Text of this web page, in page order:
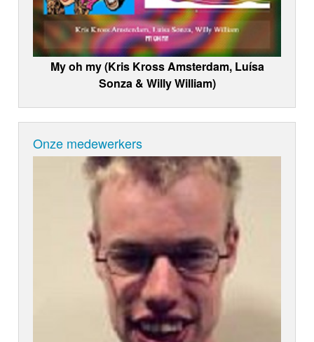
My oh my (Kris Kross Amsterdam, Luísa
Sonza & Willy William)
Onze medewerkers